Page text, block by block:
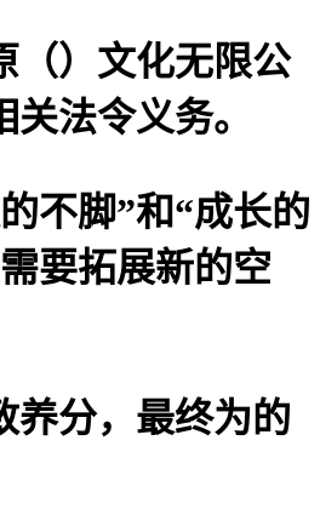
）文化无限公
法令义务。
不脚”和“成长的
要拓展新的空
分，最终为的